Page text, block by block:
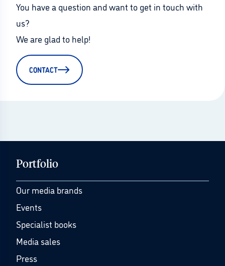
You have a question and want to get in touch with
us?
We are glad to help!
CONTACT
Portfolio
Our media brands
Events
Specialist books
Media sales
Press